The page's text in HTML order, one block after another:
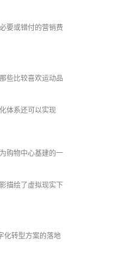
要或错付的营销费
些比较喜欢运动品
体系还可以实现
购物中心基建的一
描绘了虚拟现实下
化转型方案的落地